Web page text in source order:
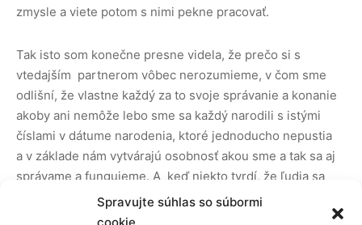
Spravujte súhlas so súbormi
zmysle a viete potom s nimi pekne pracovať.
Tak isto som konečne presne videla, že prečo si s
vtedajším partnerom vôbec nerozumieme, v čom sme
odlišní, že vlastne každý za to svoje správanie a konanie
akoby ani nemôže lebo sme sa každý narodili s istými
číslami v dátume narodenia, ktoré jednoducho nepustia
a v základe nám vytvárajú osobnosť akou sme a tak sa aj
správame a fungujeme. A keď niekto tvrdí, že ľudia sa
menia alebo zmenia, tak to teda vôbec nie je pravda.
Dôležité je najprv dobre spoznať samého seba, spoznať